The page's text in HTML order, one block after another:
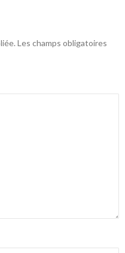
Les champs obligatoires